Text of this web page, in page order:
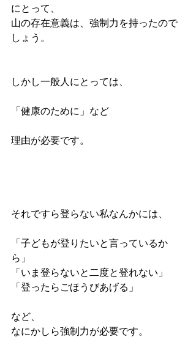
にとって、
山の存在意義は、強制力を持ったので
しょう。
しかし一般人にとっては、
「健康のために」など
理由が必要です。
それですら登らない私なんかには、
「子どもが登りたいと言っているか
ら」
「いま登らないと二度と登れない」
「登ったらごほうびあげる」
など、
なにかしら強制力が必要です。